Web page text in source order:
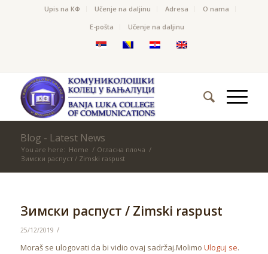
Upis na КФ Učenje na daljinu Adresa
O nama
Е-pošta
Učenje na daljinu
Blog - Latest News
You are here: Home / Огласна плоча /
Зимски распуст / Zimski raspust
Зимски распуст / Zimski raspust
25/12/2019 /
Moraš se ulogovati da bi vidio ovaj sadržaj.Molimo Uloguj se.